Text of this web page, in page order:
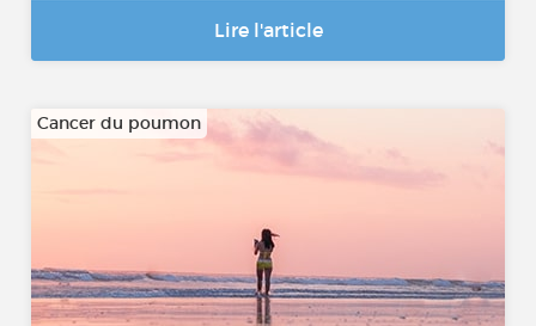
Lire l'article
Cancer du poumon